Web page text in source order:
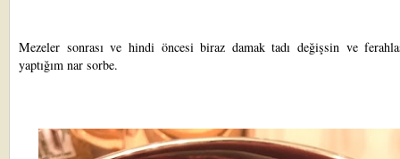
Mezeler sonrası ve hindi öncesi biraz damak tadı değişsin ve
yaptığım nar sorbe.